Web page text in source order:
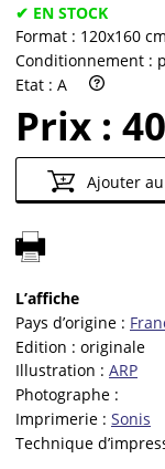
✔ EN STOCK
Format : 120x160 cm
Conditionnement :
Etat : A
Prix :
Ajouter
L’affiche
Pays d’origine :
Edition : originale
Illustration : ARP
Photographe :
Imprimerie : Sonis
Technique